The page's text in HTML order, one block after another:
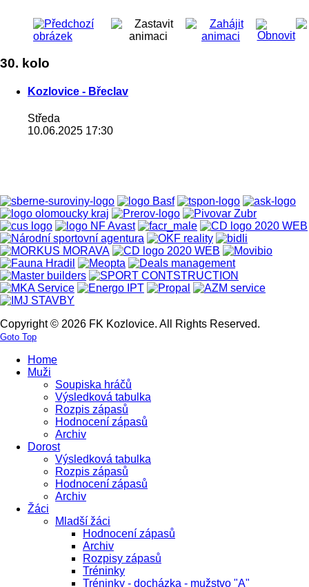
30. kolo
Kozlovice - Břeclav
Středa
10.06.2025 17:30
Copyright © 2026 FK Kozlovice. All Rights Reserved.
Goto Top
Home
Muži
Soupiska hráčů
Výsledková tabulka
Rozpis zápasů
Hodnocení zápasů
Archiv
Dorost
Výsledková tabulka
Rozpis zápasů
Hodnocení zápasů
Archiv
Žáci
Mladší žáci
Hodnocení zápasů
Archiv
Rozpisy zápasů
Tréninky
Tréninky - docházka - mužstvo "A"